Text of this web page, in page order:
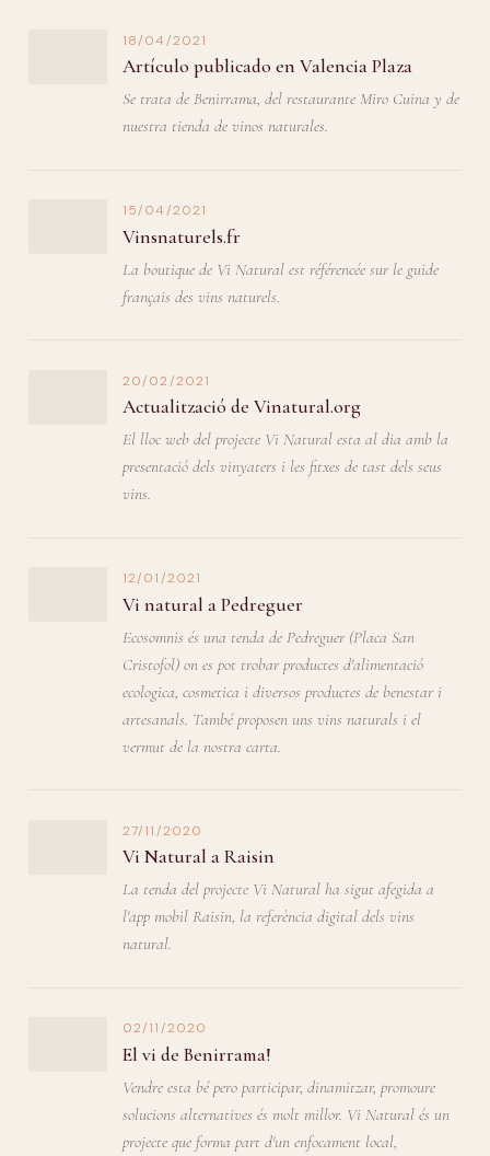
18/04/2021
Artículo publicado en Valencia Plaza
Se trata de Benirrama, del restaurante Miro Cuina y de
nuestra tienda de vinos naturales.
15/04/2021
Vinsnaturels.fr
La boutique de Vi Natural est référencée sur le guide
français des vins naturels.
20/02/2021
Actualització de Vinatural.org
El lloc web del projecte Vi Natural esta al dia amb la
presentació dels vinyaters i les fitxes de tast dels seus
vins.
12/01/2021
Vi natural a Pedreguer
Ecosomnis és una tenda de Pedreguer (Placa San
Cristofol) on es pot trobar productes d'alimentació
ecologica, cosmetica i diversos productes de benestar i
artesanals. També proposen uns vins naturals i el
vermut de la nostra carta.
27/11/2020
Vi Natural a Raisin
La tenda del projecte Vi Natural ha sigut afegida a
l'app mobil Raisin, la referència digital dels vins
natural.
02/11/2020
El vi de Benirrama!
Vendre esta bé pero participar, dinamitzar, promoure
solucions alternatives és molt millor. Vi Natural és un
projecte que forma part d'un enfocament local,